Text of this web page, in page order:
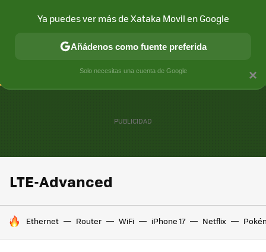
CONECTIVIDAD MÓVIL Y SOCIEDAD APLICACIONES
LTE-Advanced
HOY SE HABLA DE
Ethernet Router WiFi iPhone 17 Netflix
×
Ya puedes ver más de Xataka Movil en Google
Añádenos como fuente preferida
Solo necesitas una cuenta de Google